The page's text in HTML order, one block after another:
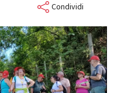
Condividi